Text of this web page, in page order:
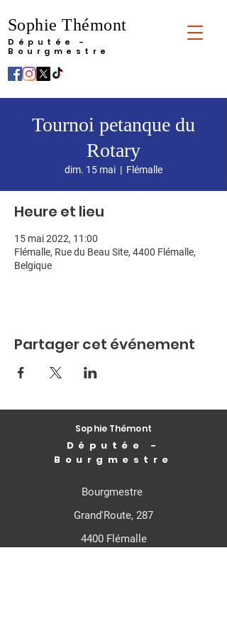
Sophie Thémont
Députée -
Bourgmestre
Tournoi petanque du
Rotary
dim. 15 mai
  |
Flémalle
Heure et lieu
15 mai 2022, 11:00
Flémalle, Rue du Beau Site, 4400 Flémalle,
Belgique
Partager cet événement
Sophie Thémont
Députée -
Bourgmestre
Bourgmestre
Grand'Route, 287
4400 Flémalle